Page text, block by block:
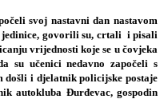
svoj nastavni dan nastavom
govorili su, crtali i pisali
vrijednosti koje se u čovjeka
su učenici nedavno započeli s
došli i djelatnik policijske postaje
autokluba Đurđevac, gospodin